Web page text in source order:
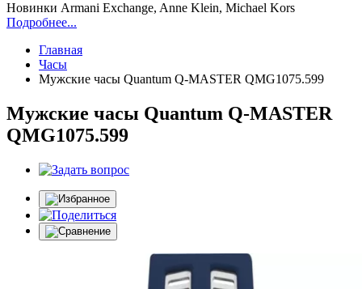
Новинки Armani Exchange, Anne Klein, Michael Kors
Подробнее...
Главная
Часы
Мужские часы Quantum Q-MASTER QMG1075.599
Мужские часы Quantum Q-MASTER
QMG1075.599